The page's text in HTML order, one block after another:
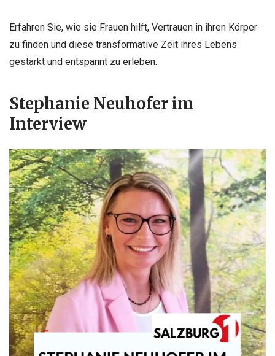
Erfahren Sie, wie sie Frauen hilft, Vertrauen in ihren Körper
zu finden und diese transformative Zeit ihres Lebens
gestärkt und entspannt zu erleben.
Stephanie Neuhofer im
Interview